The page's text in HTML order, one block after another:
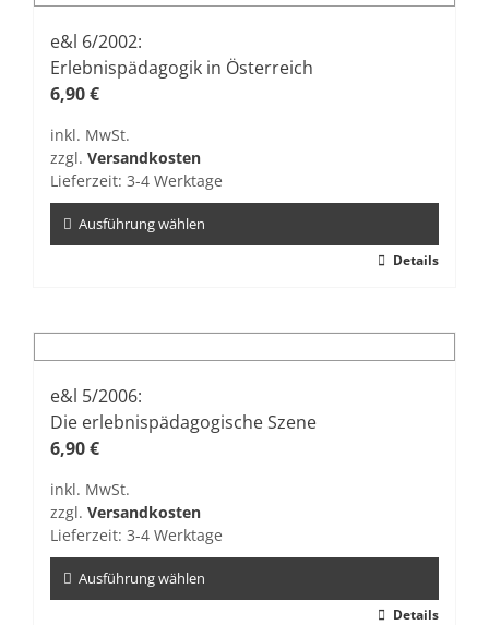
Varianten
auf.
Die
Optionen
auf
der
gewählt
werden
e&l 6/2002:
Erlebnispädagogik in Österreich
6,90€
inkl. MwSt.
zzgl. Versandkosten
Lieferzeit: 3-4 Werktage
Ausführung wählen
mehrere
Varianten
auf.
Die
Optionen
auf
der
gewählt
werden
Details
e&l 5/2006:
Die erlebnispädagogische Szene
6,90€
inkl. MwSt.
zzgl. Versandkosten
Lieferzeit: 3-4 Werktage
Ausführung wählen
Details